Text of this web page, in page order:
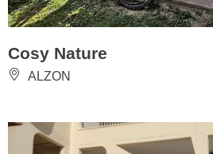
Cosy Nature
ALZON